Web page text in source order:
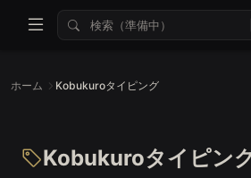
ホーム Kobukuroタイピング
Kobukuroタイピン